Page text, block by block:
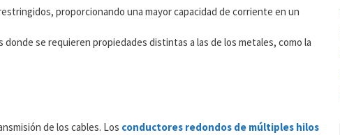
proporcionando una mayor capacidad de corriente en un
donde se requieren propiedades distintas a las de los metales, como la
de los cables. Los conductores redondos de múltiples hilos